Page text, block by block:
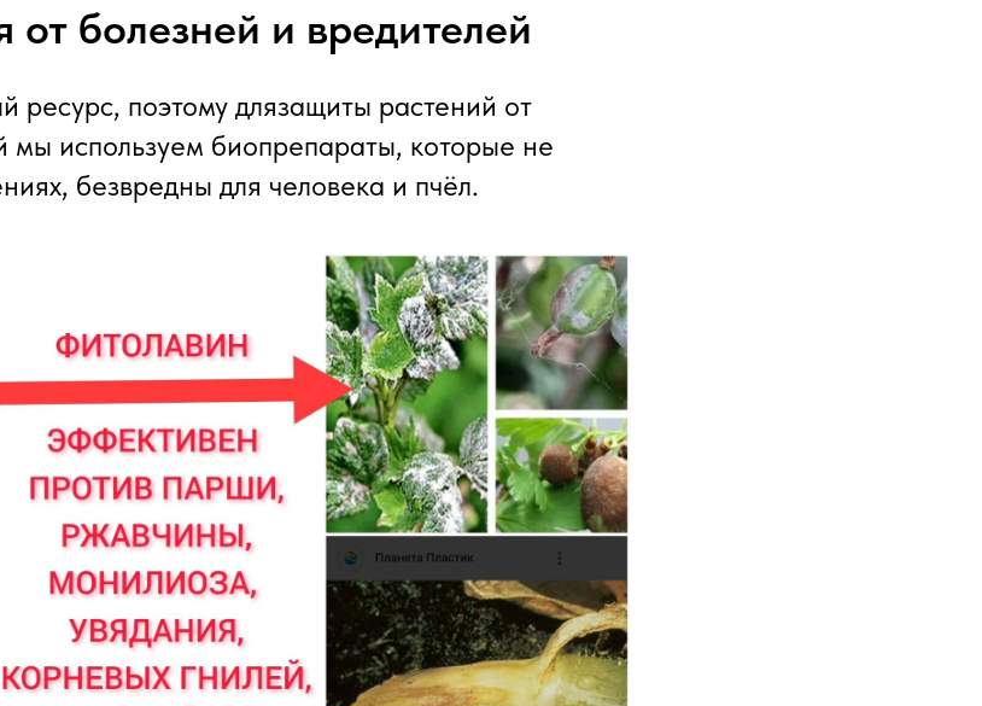
болезней и вредителей
ресурс, поэтому длязащиты растений от
мы используем биопрепараты, которые не
безвредны для человека и пчёл.